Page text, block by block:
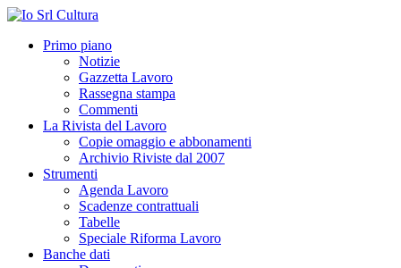
Primo piano
Notizie
Gazzetta Lavoro
Rassegna stampa
Commenti
La Rivista del Lavoro
Copie omaggio e abbonamenti
Archivio Riviste dal 2007
Strumenti
Agenda Lavoro
Scadenze contrattuali
Tabelle
Speciale Riforma Lavoro
Banche dati